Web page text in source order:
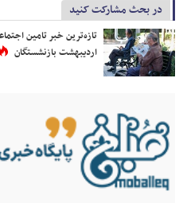
در بحث مشارکت کنید
تازه‌ترین خبر تامین
اردیبهشت بازنشستگان